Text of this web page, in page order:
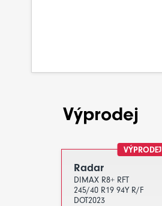
Výprodej
VÝPRODEJ
Radar
DIMAX R8+ RFT
245/40 R19 94Y R/F
DOT2023